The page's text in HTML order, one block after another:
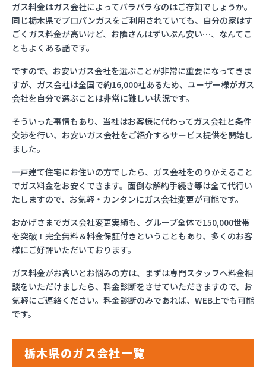
ガス料金はガス会社によってバラバラなのはご存知でしょうか。
同じ栃木県でプロパンガスをご利用されていても、自分の家はす
ごくガス料金が高いけど、お隣さんはずいぶん安い…、なんてこ
ともよくある話です。
ですので、お安いガス会社を選ぶことが非常に重要になってきま
すが、ガス会社は全国で約16,000社あるため、ユーザー様がガス
会社を自分で選ぶことは非常に難しい状況です。
そういった事情もあり、当社はお客様に代わってガス会社と条件
交渉を行い、お安いガス会社をご紹介するサービス提供を開始し
ました。
一戸建て住宅にお住いの方でしたら、ガス会社をのりかえること
でガス料金をお安くできます。面倒な解約手続き等は全て代行い
たしますので、お気軽・カンタンにガス会社変更が可能です。
おかげさまでガス会社変更実績も、グループ全体で150,000世帯
を突破！完全無料＆料金保証付きということもあり、多くのお客
様にご好評いただいております。
ガス料金がお高いとお悩みの方は、まずは専門スタッフへ料金相
談をいただけましたら、料金診断をさせていただきますので、お
気軽にご連絡ください。料金診断のみであれば、WEB上でも可能
です。
栃木県のガス会社一覧